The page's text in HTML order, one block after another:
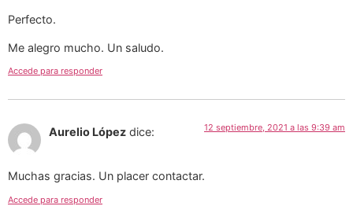
Perfecto.
Me alegro mucho. Un saludo.
Accede para responder
Aurelio López dice: 12 septiembre, 2021 a las 9:39 am
Muchas gracias. Un placer contactar.
Accede para responder